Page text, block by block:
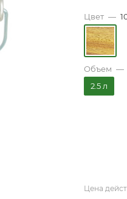
Цвет —
Объем —
2.5 л
Цена